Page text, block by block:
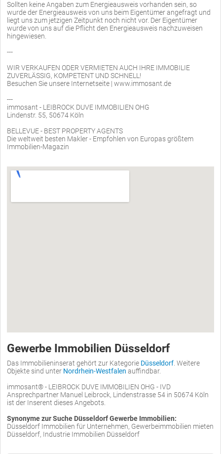
Sollten keine Angaben zum Energieausweis vorhanden sein, so
wurde der Energieausweis von uns beim Eigentümer angefragt und
liegt uns zum jetzigen Zeitpunkt noch nicht vor. Der Eigentümer
wurde von uns auf die Pflicht den Energieausweis nachzuweisen
hingewiesen.
---
WIR VERKAUFEN ODER VERMIETEN AUCH IHRE IMMOBILIE
ZUVERLÄSSIG, KOMPETENT UND SCHNELL!
Besuchen Sie unsere Internetseite | www.immosant.de
---
immosant - LEIBROCK DUVE IMMOBILIEN OHG
Lindenstr. 55, 50674 Köln
BELLEVUE - BEST PROPERTY AGENTS
Die weltweit besten Makler - Empfohlen von Europas größtem
Immobilien-Magazin
Gewerbe Immobilien Düsseldorf
Das Immobilieninserat gehört zur Kategorie Düsseldorf . Weitere
Objekte sind unter Nordrhein-Westfalen auffindbar.
immosant® - LEIBROCK DUVE IMMOBILIEN OHG - IVD
Ansprechpartner Manuel Leibrock, Lindenstrasse 54 in 50674 Köln
ist der Inserent dieses Angebots.
Synonyme zur Suche Düsseldorf Gewerbe Immobilien:
Düsseldorf Immobilien für Unternehmen, Gewerbeimmobilien mieten
Düsseldorf, Industrie Immobilien Düsseldorf